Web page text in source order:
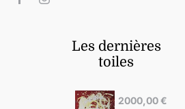
Les dernières
toiles
2000,00€